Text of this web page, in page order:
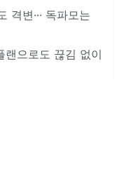
변··· 독파모는
랜으로도 끊김 없이